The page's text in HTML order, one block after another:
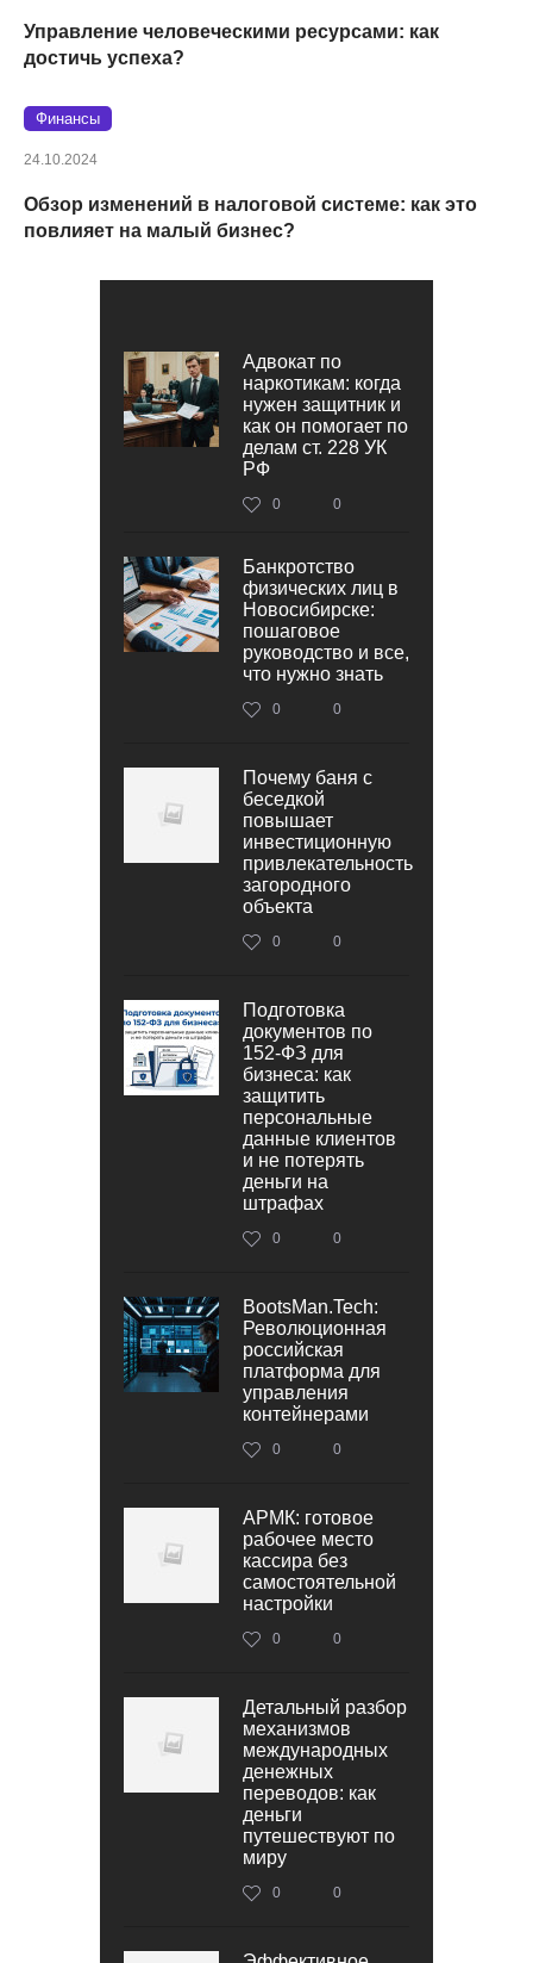
Управление человеческими ресурсами: как
достичь успеха?
Финансы
24.10.2024
Обзор изменений в налоговой системе: как это
повлияет на малый бизнес?
Адвокат по
наркотикам: когда
нужен защитник и
как он помогает по
делам ст. 228 УК
РФ
0 0
Банкротство
физических лиц в
Новосибирске:
пошаговое
руководство и все,
что нужно знать
0 0
Почему баня с
беседкой
повышает
инвестиционную
привлекательность
загородного
объекта
0 0
Подготовка
документов по
152‑ФЗ для
бизнеса: как
защитить
персональные
данные клиентов
и не потерять
деньги на
штрафах
0 0
BootsMan.Tech:
Революционная
российская
платформа для
управления
контейнерами
0 0
АРМК: готовое
рабочее место
кассира без
самостоятельной
настройки
0 0
Детальный разбор
механизмов
международных
денежных
переводов: как
деньги
путешествуют по
миру
0 0